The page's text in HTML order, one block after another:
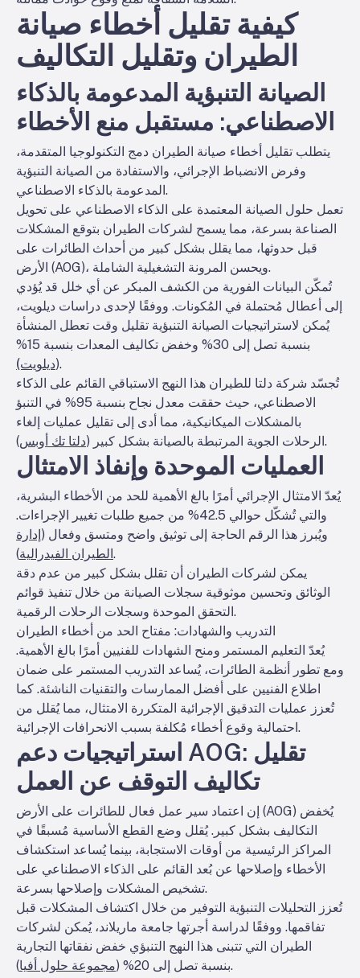
كيفية تقليل أخطاء صيانة
الطيران وتقليل التكاليف
الصيانة التنبؤية المدعومة بالذكاء
الاصطناعي: مستقبل منع الأخطاء
يتطلب تقليل أخطاء صيانة الطيران دمج التكنولوجيا المتقدمة،
وفرض الانضباط الإجرائي، والاستفادة من الصيانة التنبؤية
المدعومة بالذكاء الاصطناعي.
تعمل حلول الصيانة المعتمدة على الذكاء الاصطناعي على تحويل
الصناعة بسرعة، مما يسمح لشركات الطيران بتوقع المشكلات
قبل حدوثها، مما يقلل بشكل كبير من أحداث الطائرات على
الأرض (AOG)، ويحسن المرونة التشغيلية الشاملة.
تُمكّن البيانات الفورية من الكشف المبكر عن أي خلل قد يُؤدي
إلى أعطال مُحتملة في المُكونات. ووفقًا لإحدى دراسات ديلويت،
يُمكن لاستراتيجيات الصيانة التنبؤية تقليل وقت تعطل المنشأة
بنسبة تصل إلى 30% وخفض تكاليف المعدات بنسبة 15%
(ديلويت) .
تُجسّد شركة دلتا للطيران هذا النهج الاستباقي القائم على الذكاء
الاصطناعي، حيث حققت معدل نجاح بنسبة 95% في التنبؤ
بالمشكلات الميكانيكية، مما أدى إلى تقليل عمليات إلغاء
الرحلات الجوية المرتبطة بالصيانة بشكل كبير (دلتا تك أوبس ).
العمليات الموحدة وإنفاذ الامتثال
يُعدّ الامتثال الإجرائي أمرًا بالغ الأهمية للحد من الأخطاء البشرية،
والتي تُشكّل حوالي 42.5% من جميع طلبات تغيير الإجراءات.
ويُبرز هذا الرقم الحاجة إلى توثيق واضح ومتسق وفعال (إدارة
الطيران الفيدرالية).
يمكن لشركات الطيران أن تقلل بشكل كبير من عدم دقة
الوثائق وتحسين موثوقية سجلات الصيانة من خلال تنفيذ قوائم
التحقق الموحدة وسجلات الرحلات الرقمية.
التدريب والشهادات: مفتاح الحد من أخطاء الطيران
يُعدّ التعليم المستمر ومنح الشهادات للفنيين أمرًا بالغ الأهمية.
ومع تطور أنظمة الطائرات، يُساعد التدريب المستمر على ضمان
اطلاع الفنيين على أفضل الممارسات والتقنيات الناشئة. كما
تُعزز عمليات التدقيق الإجرائية المتكررة الامتثال، مما يُقلل من
احتمالية وقوع أخطاء مُكلفة بسبب الانحرافات الإجرائية.
استراتيجيات دعم AOG: تقليل
تكاليف التوقف عن العمل
إن اعتماد سير عمل فعال للطائرات على الأرض (AOG) يُخفض
التكاليف بشكل كبير. يُقلل وضع القطع الأساسية مُسبقًا في
المراكز الرئيسية من أوقات الاستجابة، بينما يُساعد استكشاف
الأخطاء وإصلاحها عن بُعد القائم على الذكاء الاصطناعي على
تشخيص المشكلات وإصلاحها بسرعة.
تُعزز التحليلات التنبؤية التوفير من خلال اكتشاف المشكلات قبل
تفاقمها. ووفقًا لدراسة أجرتها جامعة ماريلاند، يُمكن لشركات
الطيران التي تتبنى هذا النهج التنبؤي خفض نفقاتها التجارية
بنسبة تصل إلى 20% (
مجموعة حلول أفيا ).